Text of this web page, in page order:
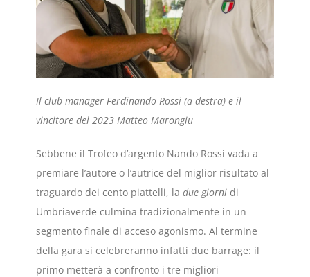
Il club manager Ferdinando Rossi (a destra) e il
vincitore del 2023 Matteo Marongiu
Sebbene il Trofeo d’argento Nando Rossi vada a
premiare l’autore o l’autrice del miglior risultato al
traguardo dei cento piattelli, ladue giorni di
Umbriaverde culmina tradizionalmente in un
segmento finale di acceso agonismo. Al termine
della gara si celebreranno infatti due barrage: il
primo metterà a confronto i tre migliori